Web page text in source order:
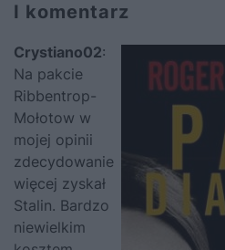
I komentarz
Crystiano02:
Na pakcie
Ribbentrop-
Mołotow w
mojej opinii
zdecydowanie
więcej zyskał
Stalin. Bardzo
niewielkim